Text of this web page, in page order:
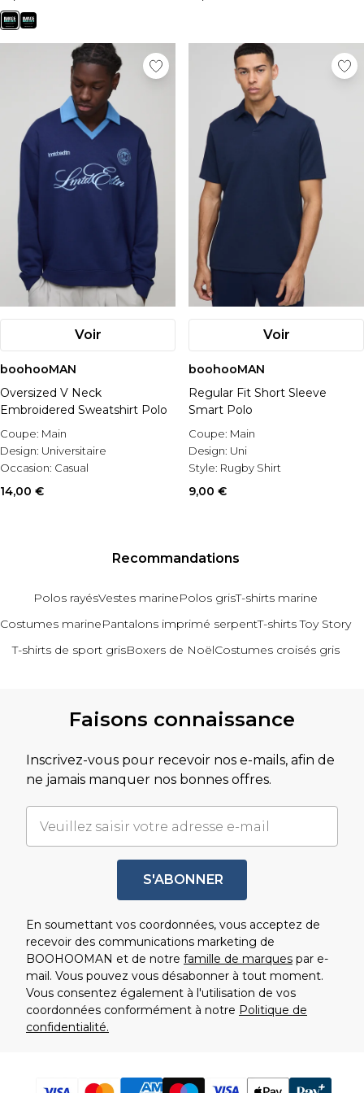
Voir
boohooMAN
Oversized V Neck
Embroidered Sweatshirt Polo
Coupe: Main
Design: Universitaire
Occasion: Casual
14,00 €
Voir
boohooMAN
Regular Fit Short Sleeve
Smart Polo
Coupe: Main
Design: Uni
Style: Rugby Shirt
9,00 €
Recommandations
Polos rayésVestes marinePolos grisT-shirts marine
Costumes marinePantalons imprimé serpentT-shirts Toy Story
T-shirts de sport grisBoxers de NoëlCostumes croisés gris
Faisons connaissance
Inscrivez-vous pour recevoir nos e-mails, afin de
ne jamais manquer nos bonnes offres.
S'ABONNER
En soumettant vos coordonnées, vous acceptez de
recevoir des communications marketing de
BOOHOOMAN et de notre famille de marques par e-
mail. Vous pouvez vous désabonner à tout moment.
Vous consentez également à l'utilisation de vos
coordonnées conformément à notre Politique de
confidentialité.